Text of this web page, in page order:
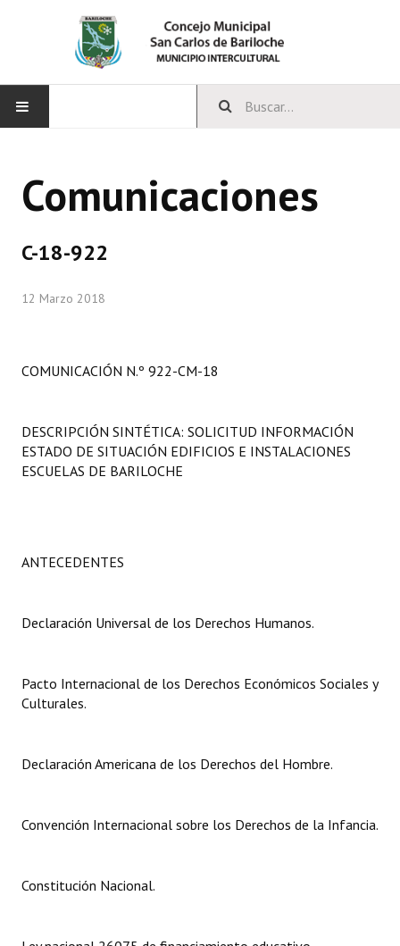
CONCEJO
Concejales Mandato Cumplido
LEGISLACIÓN
Carta Orgánica 2007
Organigrama
Informes de Gestión
Comunicaciones
C-18-922
12 Marzo 2018
COMUNICACIÓN N.º 922-CM-18
DESCRIPCIÓN SINTÉTICA: SOLICITUD INFORMACIÓN
ESTADO DE SITUACIÓN EDIFICIOS E INSTALACIONES
ESCUELAS DE BARILOCHE
ANTECEDENTES
Declaración Universal de los Derechos Humanos.
Pacto Internacional de los Derechos Económicos Sociales y
Culturales.
Declaración Americana de los Derechos del Hombre.
Convención Internacional sobre los Derechos de la Infancia.
Constitución Nacional.